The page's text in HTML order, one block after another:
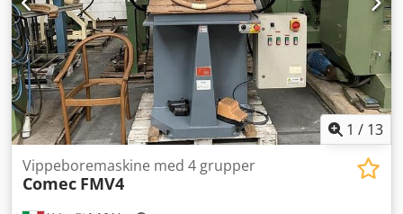
1 / 13
Vippeboremaskine med 4 grupper
Comec FMV4